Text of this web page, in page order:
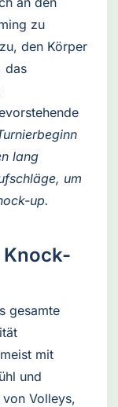
zu
den Körper
das
lang
um
up.
Knock-
gesamte
mit
und
Volleys,